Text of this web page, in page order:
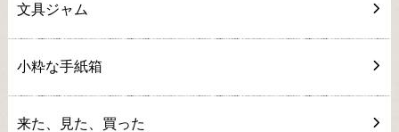
文具ジャム
小粋な手紙箱
来た、見た、買った